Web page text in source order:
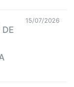
15/07/2026